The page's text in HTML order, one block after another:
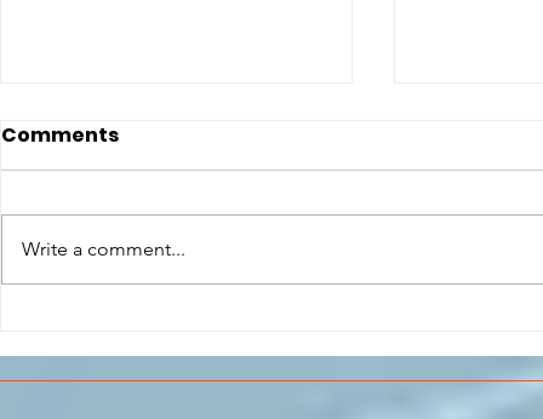
PERCORSO DI
FORMAZIONE SCUOLA
superiori
Comments
Write a comment...